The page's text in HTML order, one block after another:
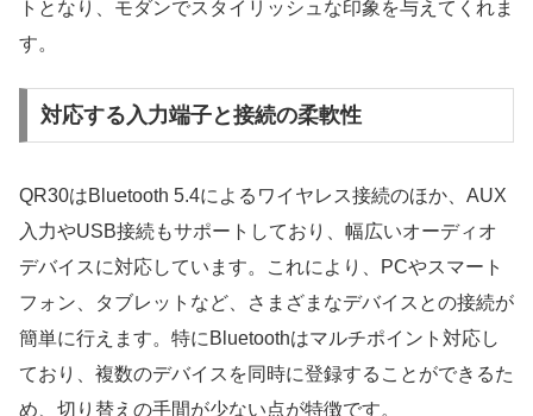
トとなり、モダンでスタイリッシュな印象を与えてくれま
す。
対応する入力端子と接続の柔軟性
QR30はBluetooth 5.4によるワイヤレス接続のほか、AUX
入力やUSB接続もサポートしており、幅広いオーディオ
デバイスに対応しています。これにより、PCやスマート
フォン、タブレットなど、さまざまなデバイスとの接続が
簡単に行えます。特にBluetoothはマルチポイント対応し
ており、複数のデバイスを同時に登録することができるた
め、切り替えの手間が少ない点が特徴です。